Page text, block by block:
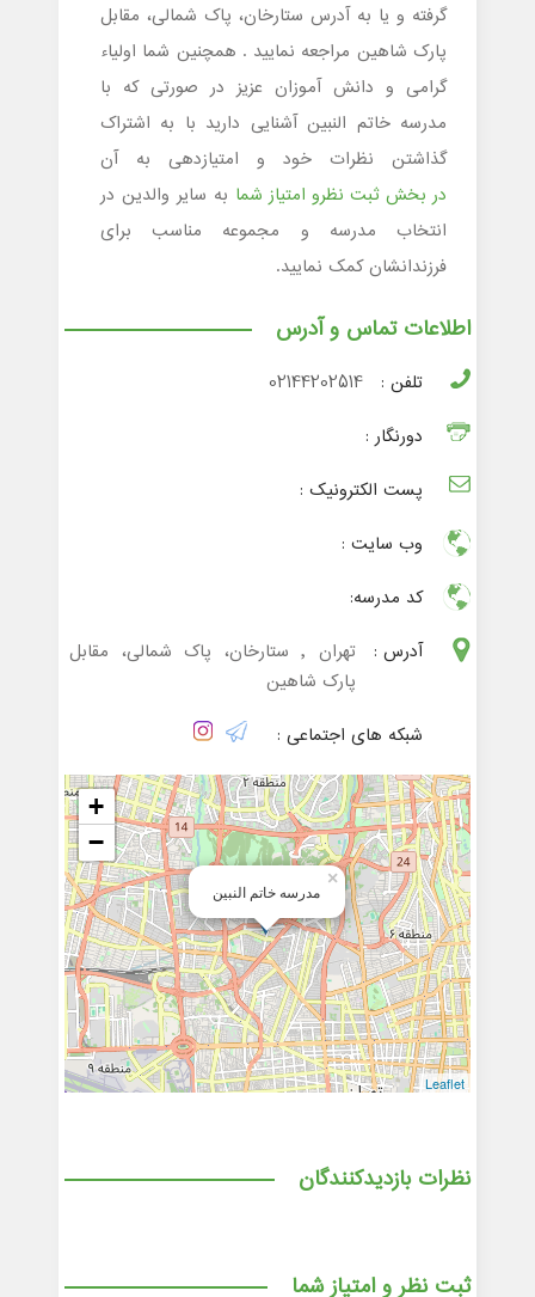
گرفته و یا به آدرس ستارخان، پاک شمالی، مقابل
پارک شاهین مراجعه نمایید . همچنین شما اولیاء
گرامی و دانش آموزان عزیز در صورتی که با
مدرسه خاتم النبین آشنایی دارید با به اشتراک
گذاشتن نظرات خود و امتیازدهی به آن
در بخش ثبت نظرو امتیاز شما به سایر والدین در
انتخاب مدرسه و مجموعه مناسب برای
فرزندانشان کمک نمایید.
اطلاعات تماس و آدرس
تلفن :
02144202514
دورنگار :
پست الکترونیک :
وب سایت :
کد مدرسه:
آدرس :
تهران , ستارخان، پاک شمالی، مقابل
پارک شاهین
شبکه های اجتماعی :
مدرسه خاتم النبین
×
+
−
Leaflet
نظرات بازدیدکنندگان
ثبت نظر و امتیاز شما